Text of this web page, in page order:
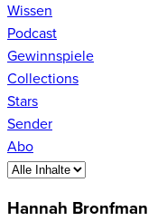
Wissen
Podcast
Gewinnspiele
Collections
Stars
Sender
Abo
Hannah Bronfman